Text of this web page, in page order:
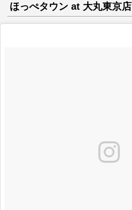
ほっぺタウン at 大丸東京店